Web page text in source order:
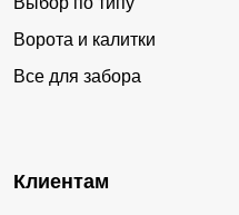
Ворота и калитки
Все для забора
Клиентам